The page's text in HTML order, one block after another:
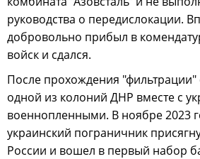
руководства о передислокации.
добровольно прибыл в
войск и сдался.
После прохождения "фильтрации"
одной из колоний ДНР вместе с
военнопленными. В ноябре 2023
украинский пограничник
России и вошел в первый набор